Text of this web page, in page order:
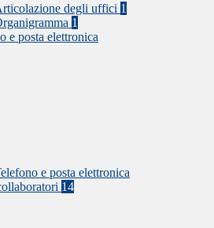
degli uffici 1
1
e posta elettronica
e posta elettronica
14